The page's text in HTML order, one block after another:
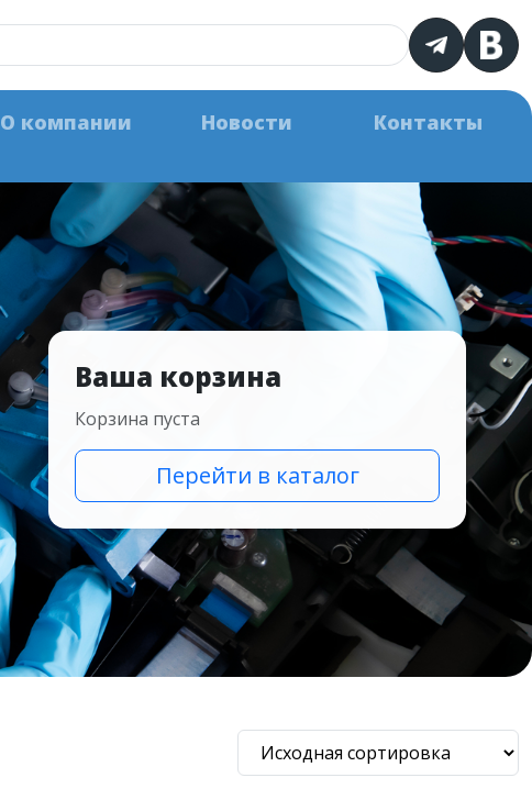
О компании Новости Контакты
Ваша корзина
Корзина пуста
Перейти в каталог